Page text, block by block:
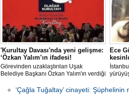
'Kurultay Davası'nda yeni gelişme:
‘Özkan Yalım’ın ifadesi!
Görevinden uzaklaştırılan Uşak
Belediye Başkanı Özkan Yalım'ın verdiği
girdi.
Ece
‘Çağla Tuğaltay’ cinayeti: Şüphelinin